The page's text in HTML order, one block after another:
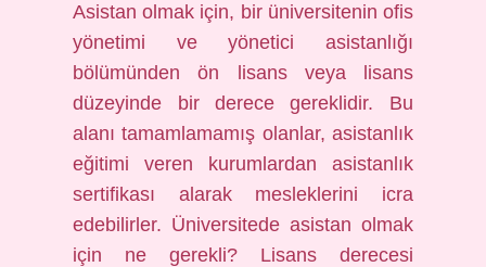
Asistan olmak için, bir üniversitenin ofis
yönetimi ve yönetici asistanlığı
bölümünden ön lisans veya lisans
düzeyinde bir derece gereklidir. Bu
alanı tamamlamamış olanlar, asistanlık
eğitimi veren kurumlardan asistanlık
sertifikası alarak mesleklerini icra
edebilirler. Üniversitede asistan olmak
için ne gerekli? Lisans derecesi